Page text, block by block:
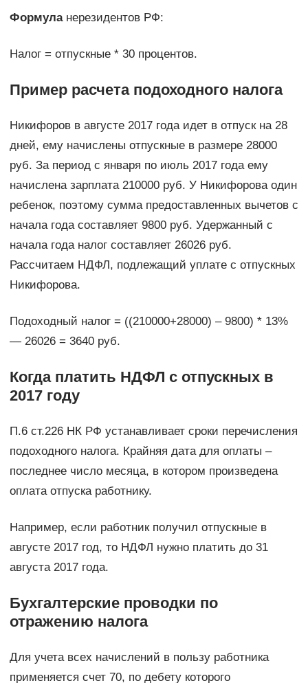
Формуланерезидентов РФ:
Налог = отпускные * 30 процентов.
Пример расчета подоходного налога
Никифоров в августе 2017 года идет в отпуск на 28
дней, ему начислены отпускные в размере 28000
руб. За период с января по июль 2017 года ему
начислена зарплата 210000 руб. У Никифорова один
ребенок, поэтому сумма предоставленных вычетов с
начала года составляет 9800 руб. Удержанный с
начала года налог составляет 26026 руб.
Рассчитаем НДФЛ, подлежащий уплате с отпускных
Никифорова.
Подоходный налог = ((210000+28000) – 9800) * 13%
— 26026 = 3640 руб.
Когда платить НДФЛ с отпускных в
2017 году
П.6 ст.226 НК РФ устанавливает сроки перечисления
подоходного налога. Крайняя дата для оплаты –
последнее число месяца, в котором произведена
оплата отпуска работнику.
Например, если работник получил отпускные в
августе 2017 год, то НДФЛ нужно платить до 31
августа 2017 года.
Бухгалтерские проводки по
отражению налога
Для учета всех начислений в пользу работника
применяется счет 70, по дебету которого